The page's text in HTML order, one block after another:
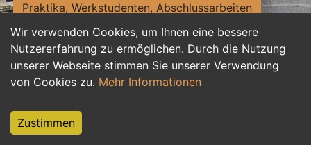
Wir verwenden Cookies, um Ihnen eine bessere
Nutzererfahrung zu ermöglichen. Durch die Nutzung
unserer Webseite stimmen Sie unserer Verwendung
von Cookies zu. Mehr Informationen
Zustimmen
Praktika, Werkstudenten, Abschlussarbeiten
Personalwesen Assistenz, Sekretariat
Hilfskräfte, Aushilfs- und Nebenjobs
Weiterbildung, Studium, duale Ausbildung